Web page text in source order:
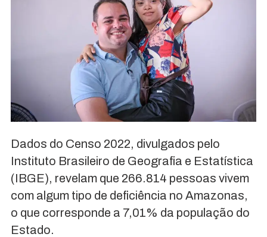
Dados do Censo 2022, divulgados pelo
Instituto Brasileiro de Geografia e Estatística
(IBGE), revelam que 266.814 pessoas vivem
com algum tipo de deficiência no Amazonas,
o que corresponde a 7,01% da população do
Estado.